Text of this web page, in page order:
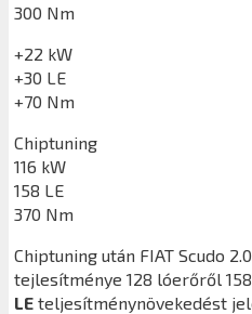
300 Nm
+22 kW
+30 LE
+70 Nm
Chiptuning
116 kW
158 LE
370 Nm
Chiptuning után FIAT Scudo
tejlesítménye 128 lóerőről
LE teljesítménynövekedést